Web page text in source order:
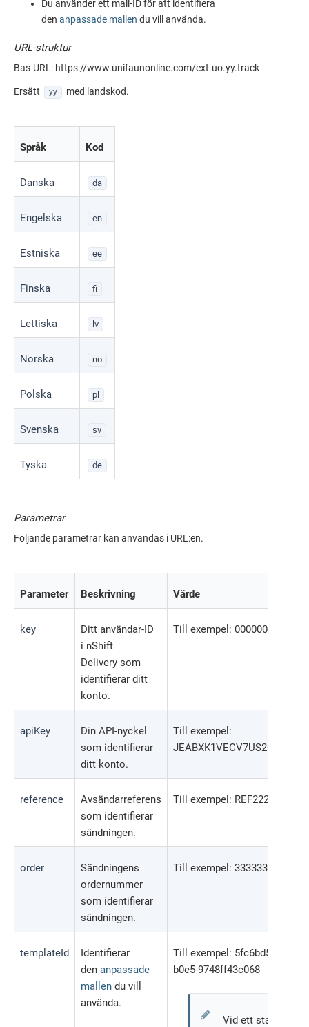
Du använder ett mall-ID för att identifiera
den anpassade mallen du vill använda.
URL-struktur
Bas-URL: https://www.unifaunonline.com/ext.uo.yy.track
Ersätt yy med landskod.
Språk Kod
Danska da
Engelska en
Estniska ee
Finska fi
Lettiska lv
Norska no
Polska pl
Svenska sv
Tyska de
Parametrar
Följande parametrar kan användas i URL:en.
Parameter Beskrivning Värde
key
Ditt användar-ID
i nShift
Delivery som
identifierar ditt
konto.
Till exempel: 0000000001
apiKey
Din API-nyckel
som identifierar
ditt konto.
Till exempel:
JEABXK1VECV7US2O
reference
Avsändarreferens
som identifierar
sändningen.
Till exempel: REF222
order
Sändningens
ordernummer
som identifierar
sändningen.
Till exempel: 33333333
templateId
Identifierar
den anpassade
mallen du vill
använda.
Till exempel: 5fc6bd56-5b25-
b0e5-9748ff43c068
Vid ett stavfel